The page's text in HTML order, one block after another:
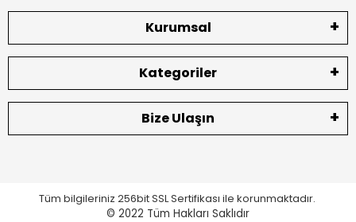
Kurumsal
Kategoriler
Bize Ulaşın
Tüm bilgileriniz 256bit SSL Sertifikası ile korunmaktadır.
© 2022 Tüm Hakları Saklıdır